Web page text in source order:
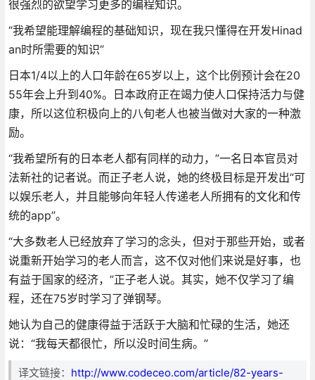
很强烈的欲望学习更多的编程知识。
“我希望能理解编程的基础知识，现在我只懂得在开发Hinad
an时所需要的知识”
日本1/4以上的人口年龄在65岁以上，这个比例预计会在20
55年会上升到40%。日本政府正在竭力使人口保持活力与健
康，所以这位积极向上的八旬老人也被当做对大家的一种激
励。
“我希望所有的日本老人都有同样的动力，”一名日本官员对
法新社的记者说。而正子老人说，她的终极目标是开发出“可
以娱乐老人，并且能够向年轻人传递老人所拥有的文化和传
统的app”。
“大多数老人已经放弃了学习的念头，但对于那些开始，或者
说重新开始学习的老人而言，这不仅对他们来说是好事，也
有益于国家的经济，”正子老人说。其实，她不仅学习了编
程，还在75岁时学习了弹钢琴。
她认为自己的健康得益于活跃于大脑和忙碌的生活，她还
说：“我每天都很忙，所以没时间生病。”
译文链接： http://www.codeceo.com/article/82-years-